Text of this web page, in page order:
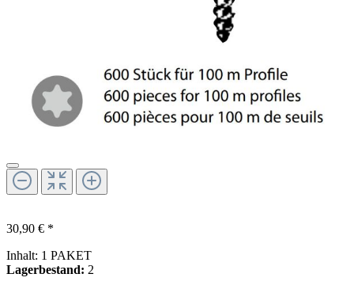
30,90 € *
Inhalt: 1 PAKET
Lagerbestand: 2